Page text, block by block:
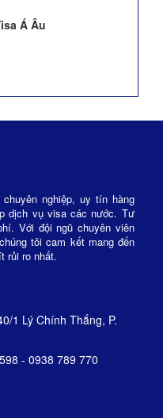
Á Âu
nghiệp, uy tín hàng
dịch vụ visa các nước. Tư
Với đội ngũ chuyên viên
tôi cam kết mang đến
rủi ro nhất.
1 Lý Chính Thắng, P.
- 0938 789 770